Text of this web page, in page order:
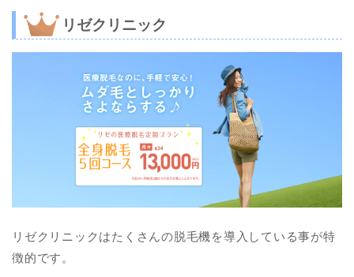
リゼクリニック
リゼクリニックはたくさんの脱毛機を導入している事が特
徴的です。